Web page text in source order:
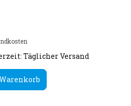
Täglicher Versand